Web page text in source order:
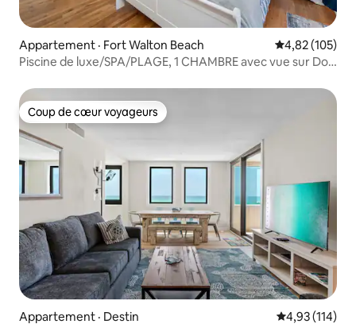
Appartement · Fort Walton Beach Note
4,82 (105)
Piscine de luxe/SPA/PLAGE, 1 CHAMBRE avec vue sur Dol,
Coup de cœur voyageurs
Coup de cœur voyageurs
Appartement · Destin Note
4,93 (114)